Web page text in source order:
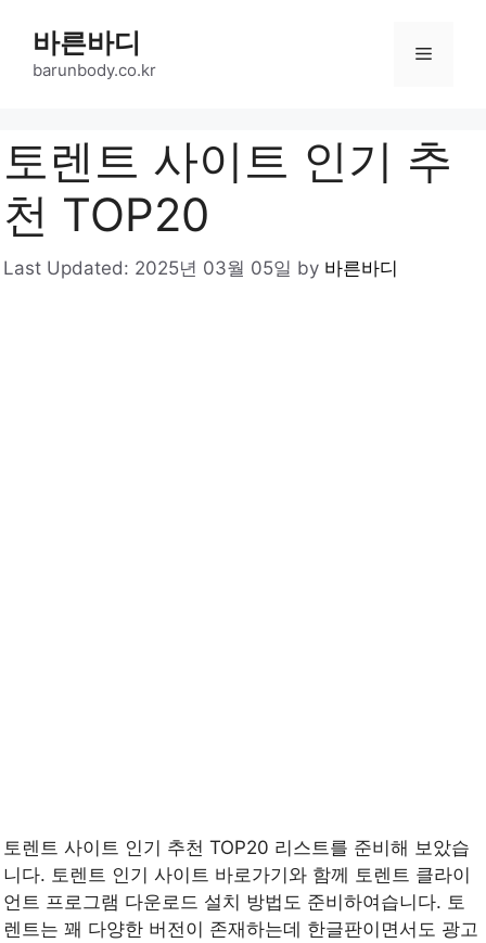
content
바른바디
barunbody.co.kr
Menu
토렌트 사이트 인기 추
천 TOP20
Last Updated: 2025년 03월 05일 by 바른바디
토렌트 사이트 인기 추천 TOP20 리스트를 준비해 보았습
니다. 토렌트 인기 사이트 바로가기와 함께 토렌트 클라이
언트 프로그램 다운로드 설치 방법도 준비하여습니다. 토
렌트는 꽤 다양한 버전이 존재하는데 한글판이면서도 광고